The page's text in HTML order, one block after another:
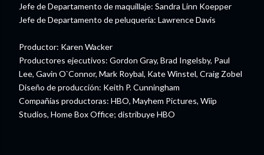
Jefe de Departamento de maquillaje: Sandra Linn Koepper
Jefe de Departamento de peluquería: Lawrence Davis
Productor: Karen Wacker
Productores ejecutivos: Gordon Gray, Brad Ingelsby, Paul
Lee, Gavin O`Connor, Mark Roybal, Kate Winstel, Craig Zobel
Diseño de producción: Keith P. Cunningham
Compañías productoras: HBO, Mayhem Pictures, Wiip
Studios, Home Box Office; distribuye HBO